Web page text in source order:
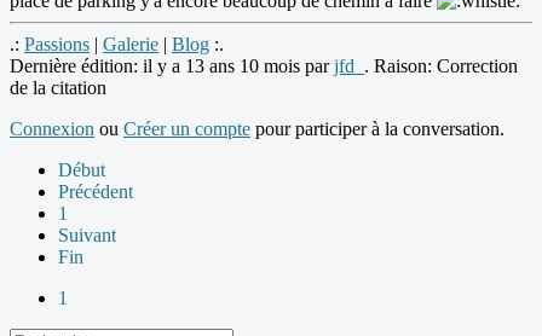
.: Passions | Galerie | Blog :.
Dernière édition: il y a 13 ans 10 mois parjfd_ . Raison: Correction
de la citation
Connexion ou Créer un compte pour participer à la conversation.
Début
Précédent
1
Suivant
Fin
1